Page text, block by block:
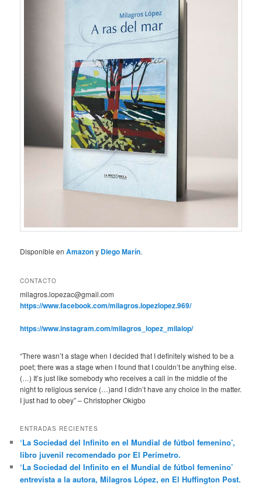
Disponible en Amazony Diego Marín.
CONTACTO
milagros.lopezac@gmail.com
https://www.facebook.com/milagros.lopezlopez.969/
https://www.instagram.com/milagros_lopez_milalop/
“There wasn’t a stage when I decided that I definitely wished to be a
poet; there was a stage when I found that I couldn’t be anything else.
(…) It’s just like somebody who receives a call in the middle of the
night to religious service (…)and I didn’t have any choice in the matter.
I just had to obey” – Christopher Okigbo
ENTRADAS RECIENTES
‘La Sociedad del Infinito en el Mundial de fútbol femenino’,
libro juvenil recomendado por El Perímetro.
‘La Sociedad del Infinito en el Mundial de fútbol femenino’
entrevista a la autora, Milagros López, en El Huffington Post.